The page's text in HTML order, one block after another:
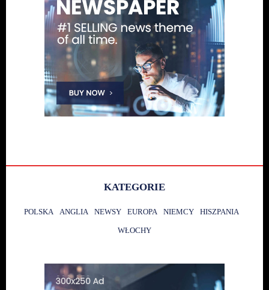
KATEGORIE
POLSKA ANGLIA NEWSY EUROPA NIEMCY HISZPANIA
WŁOCHY